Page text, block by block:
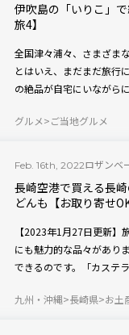
伊吹島の「いりこ」
旅4】
全国津々浦々、さまざま
とはいえ、まだまだ旅行
の絶品が自宅にいながら
とで、この連載では、ご
石黒アツシが、実際に
クアパッツァセット」で
グルメ ご当地グルメ
Feb. 16th, 2022ロザンベ
長崎空港で買える長
どんも【お取り寄せOK
【2023年1月27日更新
にも魅力的な品々があり
できるのです。「カステ
いですね。
九州・沖縄 長崎県 お土